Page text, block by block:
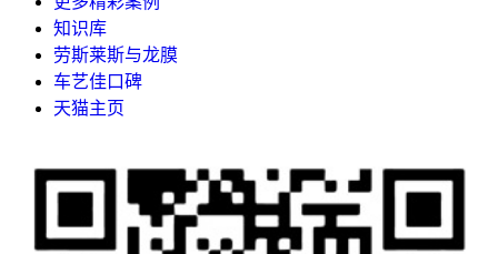
知识库
劳斯莱斯与龙膜
车艺佳口碑
天猫主页